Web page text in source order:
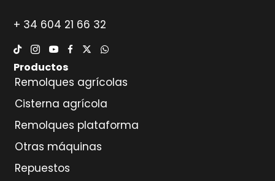
+ 34 604 21 66 32
Productos
Remolques agrícolas
Cisterna agrícola
Remolques plataforma
Otras máquinas
Repuestos